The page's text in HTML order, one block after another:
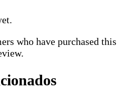
who have purchased this